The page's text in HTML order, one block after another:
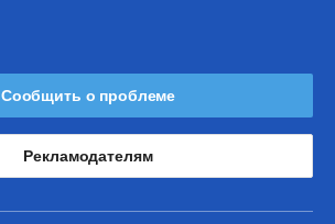
Сообщить о проблеме
Рекламодателям